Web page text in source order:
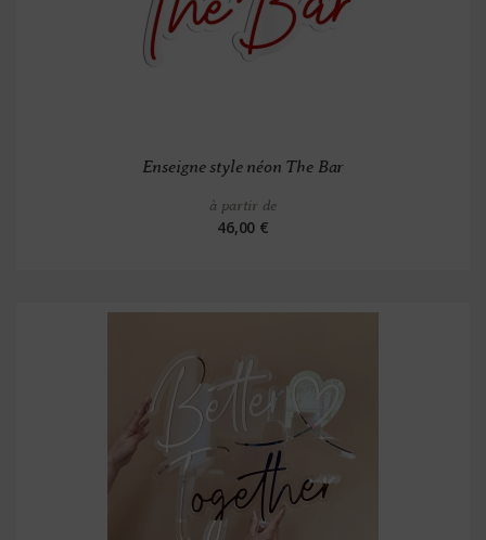
Enseigne style néon The Bar
à partir de
46,00 €